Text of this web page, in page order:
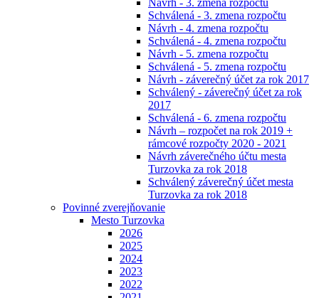
Návrh - 3. zmena rozpočtu
Schválená - 3. zmena rozpočtu
Návrh - 4. zmena rozpočtu
Schválená - 4. zmena rozpočtu
Návrh - 5. zmena rozpočtu
Schválená - 5. zmena rozpočtu
Návrh - záverečný účet za rok 2017
Schválený - záverečný účet za rok
2017
Schválená - 6. zmena rozpočtu
Návrh – rozpočet na rok 2019 +
rámcové rozpočty 2020 - 2021
Návrh záverečného účtu mesta
Turzovka za rok 2018
Schválený záverečný účet mesta
Turzovka za rok 2018
Povinné zverejňovanie
Mesto Turzovka
2026
2025
2024
2023
2022